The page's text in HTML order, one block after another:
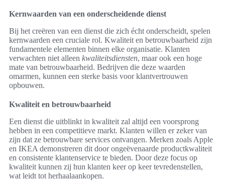
Kernwaarden van een onderscheidende dienst
Bij het creëren van een dienst die zich écht onderscheidt, spelen
kernwaarden een cruciale rol. Kwaliteit en betrouwbaarheid zijn
fundamentele elementen binnen elke organisatie. Klanten
verwachten niet alleen kwaliteitsdiensten, maar ook een hoge
mate van betrouwbaarheid. Bedrijven die deze waarden
omarmen, kunnen een sterke basis voor klantvertrouwen
opbouwen.
Kwaliteit en betrouwbaarheid
Een dienst die uitblinkt in kwaliteit zal altijd een voorsprong
hebben in een competitieve markt. Klanten willen er zeker van
zijn dat ze betrouwbare services ontvangen. Merken zoals Apple
en IKEA demonstreren dit door ongeëvenaarde productkwaliteit
en consistente klantenservice te bieden. Door deze focus op
kwaliteit kunnen zij hun klanten keer op keer tevredenstellen,
wat leidt tot herhaalaankopen.